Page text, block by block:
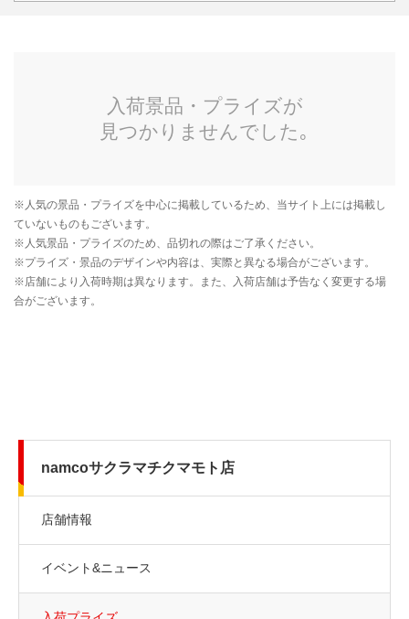
namcoサクラマチクマモト店
店舗情報
イベント&ニュース